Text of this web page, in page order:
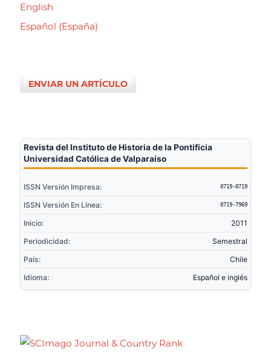
English
Español (España)
ENVIAR UN ARTÍCULO
Revista del Instituto de Historia de la Pontificia
Universidad Católica de Valparaíso
ISSN Versión Impresa: 0719-0719
ISSN Versión En Línea: 0719-7969
Inicio:
2011
Periodicidad:
Semestral
País:
Chile
Idioma:
Español e inglés